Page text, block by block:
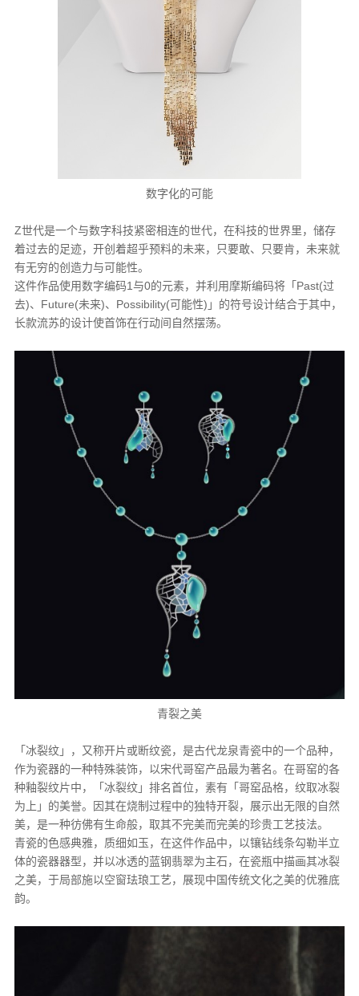
数字化的可能
Z世代是一个与数字科技紧密相连的世代，在科技的世界里，储存
着过去的足迹，开创着超乎预料的未来，只要敢、只要肯，未来就
有无穷的创造力与可能性。
这件作品使用数字编码1与0的元素，并利用摩斯编码将「Past(过
去)、Future(未来)、Possibility(可能性)」的符号设计结合于其中，
长款流苏的设计使首饰在行动间自然摆荡。
青裂之美
「冰裂纹」，又称开片或断纹瓷，是古代龙泉青瓷中的一个品种，
作为瓷器的一种特殊装饰，以宋代哥窑产品最为著名。在哥窑的各
种釉裂纹片中，「冰裂纹」排名首位，素有「哥窑品格，纹取冰裂
为上」的美誉。因其在烧制过程中的独特开裂，展示出无限的自然
美，是一种彷佛有生命般，取其不完美而完美的珍贵工艺技法。
青瓷的色感典雅，质细如玉，在这件作品中，以镶钻线条勾勒半立
体的瓷器器型，并以冰透的蓝钢翡翠为主石，在瓷瓶中描画其冰裂
之美，于局部施以空窗珐琅工艺，展现中国传统文化之美的优雅底
韵。